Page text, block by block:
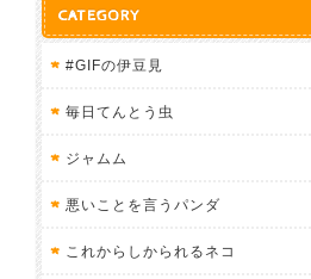
CATEGORY
#GIFの伊豆見
毎日てんとう虫
ジャムム
悪いことを言うパンダ
これからしかられるネコ